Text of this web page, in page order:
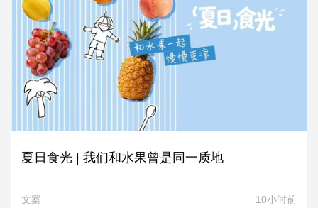
夏日食光 | 我们和水果曾是同一质地
文案 10小时前